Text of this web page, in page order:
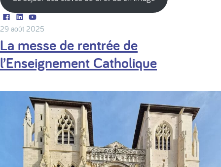
Facebook
LinkedInYoutube
29 août 2025
La messe de rentrée de
l’Enseignement Catholique